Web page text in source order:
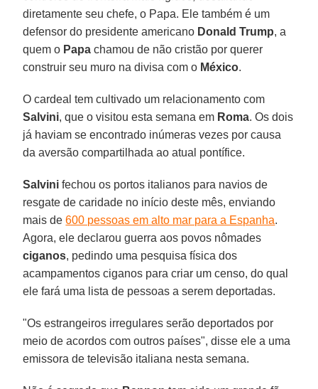
diretamente seu chefe, o Papa. Ele também é um
defensor do presidente americano Donald Trump, a
quem o Papa chamou de não cristão por querer
construir seu muro na divisa com o México.
O cardeal tem cultivado um relacionamento com
Salvini, que o visitou esta semana em Roma. Os dois
já haviam se encontrado inúmeras vezes por causa
da aversão compartilhada ao atual pontífice.
Salvini fechou os portos italianos para navios de
resgate de caridade no início deste mês, enviando
mais de600 pessoas em alto mar para a Espanha.
Agora, ele declarou guerra aos povos nômades
ciganos, pedindo uma pesquisa física dos
acampamentos ciganos para criar um censo, do qual
ele fará uma lista de pessoas a serem deportadas.
"Os estrangeiros irregulares serão deportados por
meio de acordos com outros países", disse ele a uma
emissora de televisão italiana nesta semana.